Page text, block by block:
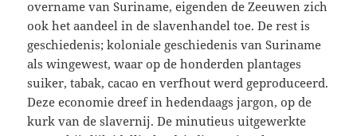
overname van Suriname, eigenden de Zeeuwen zich
ook het aandeel in de slavenhandel toe. De rest is
geschiedenis; koloniale geschiedenis van Suriname
als wingewest, waar op de honderden plantages
suiker, tabak, cacao en verfhout werd geproduceerd.
Deze economie dreef in hedendaags jargon, op de
kurk van de slavernij. De minutieus uitgewerkte